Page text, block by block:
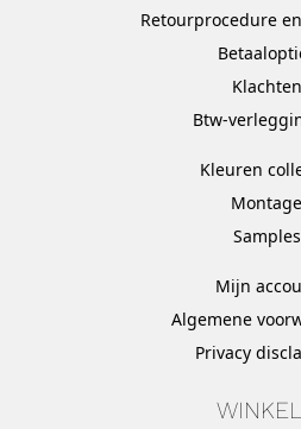
Retourprocedure
Klachten
Btw-
Kleuren
Montage
Samples
Mijn
Algemene
Privacy